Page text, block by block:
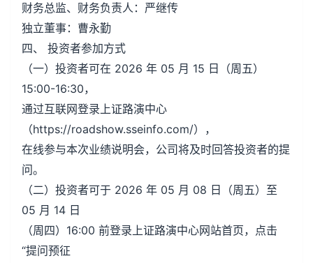
财务总监、财务负责人：严继传
独立董事：曹永勤
四、 投资者参加方式
（一）投资者可在 2026 年 05 月 15 日（周五）
15:00-16:30，
通过互联网登录上证路演中心
（https://roadshow.sseinfo.com/），
在线参与本次业绩说明会，公司将及时回答投资者的提
问。
（二）投资者可于 2026 年 05 月 08 日（周五）至
05 月 14 日
（周四）16:00 前登录上证路演中心网站首页，点击
“提问预征